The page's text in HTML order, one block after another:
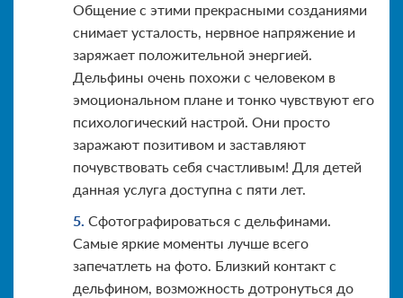
Общение с этими прекрасными созданиями
снимает усталость, нервное напряжение и
заряжает положительной энергией.
Дельфины очень похожи с человеком в
эмоциональном плане и тонко чувствуют его
психологический настрой. Они просто
заражают позитивом и заставляют
почувствовать себя счастливым! Для детей
данная услуга доступна с пяти лет.
Сфотографироваться с дельфинами.
Самые яркие моменты лучше всего
запечатлеть на фото. Близкий контакт с
дельфином, возможность дотронуться до